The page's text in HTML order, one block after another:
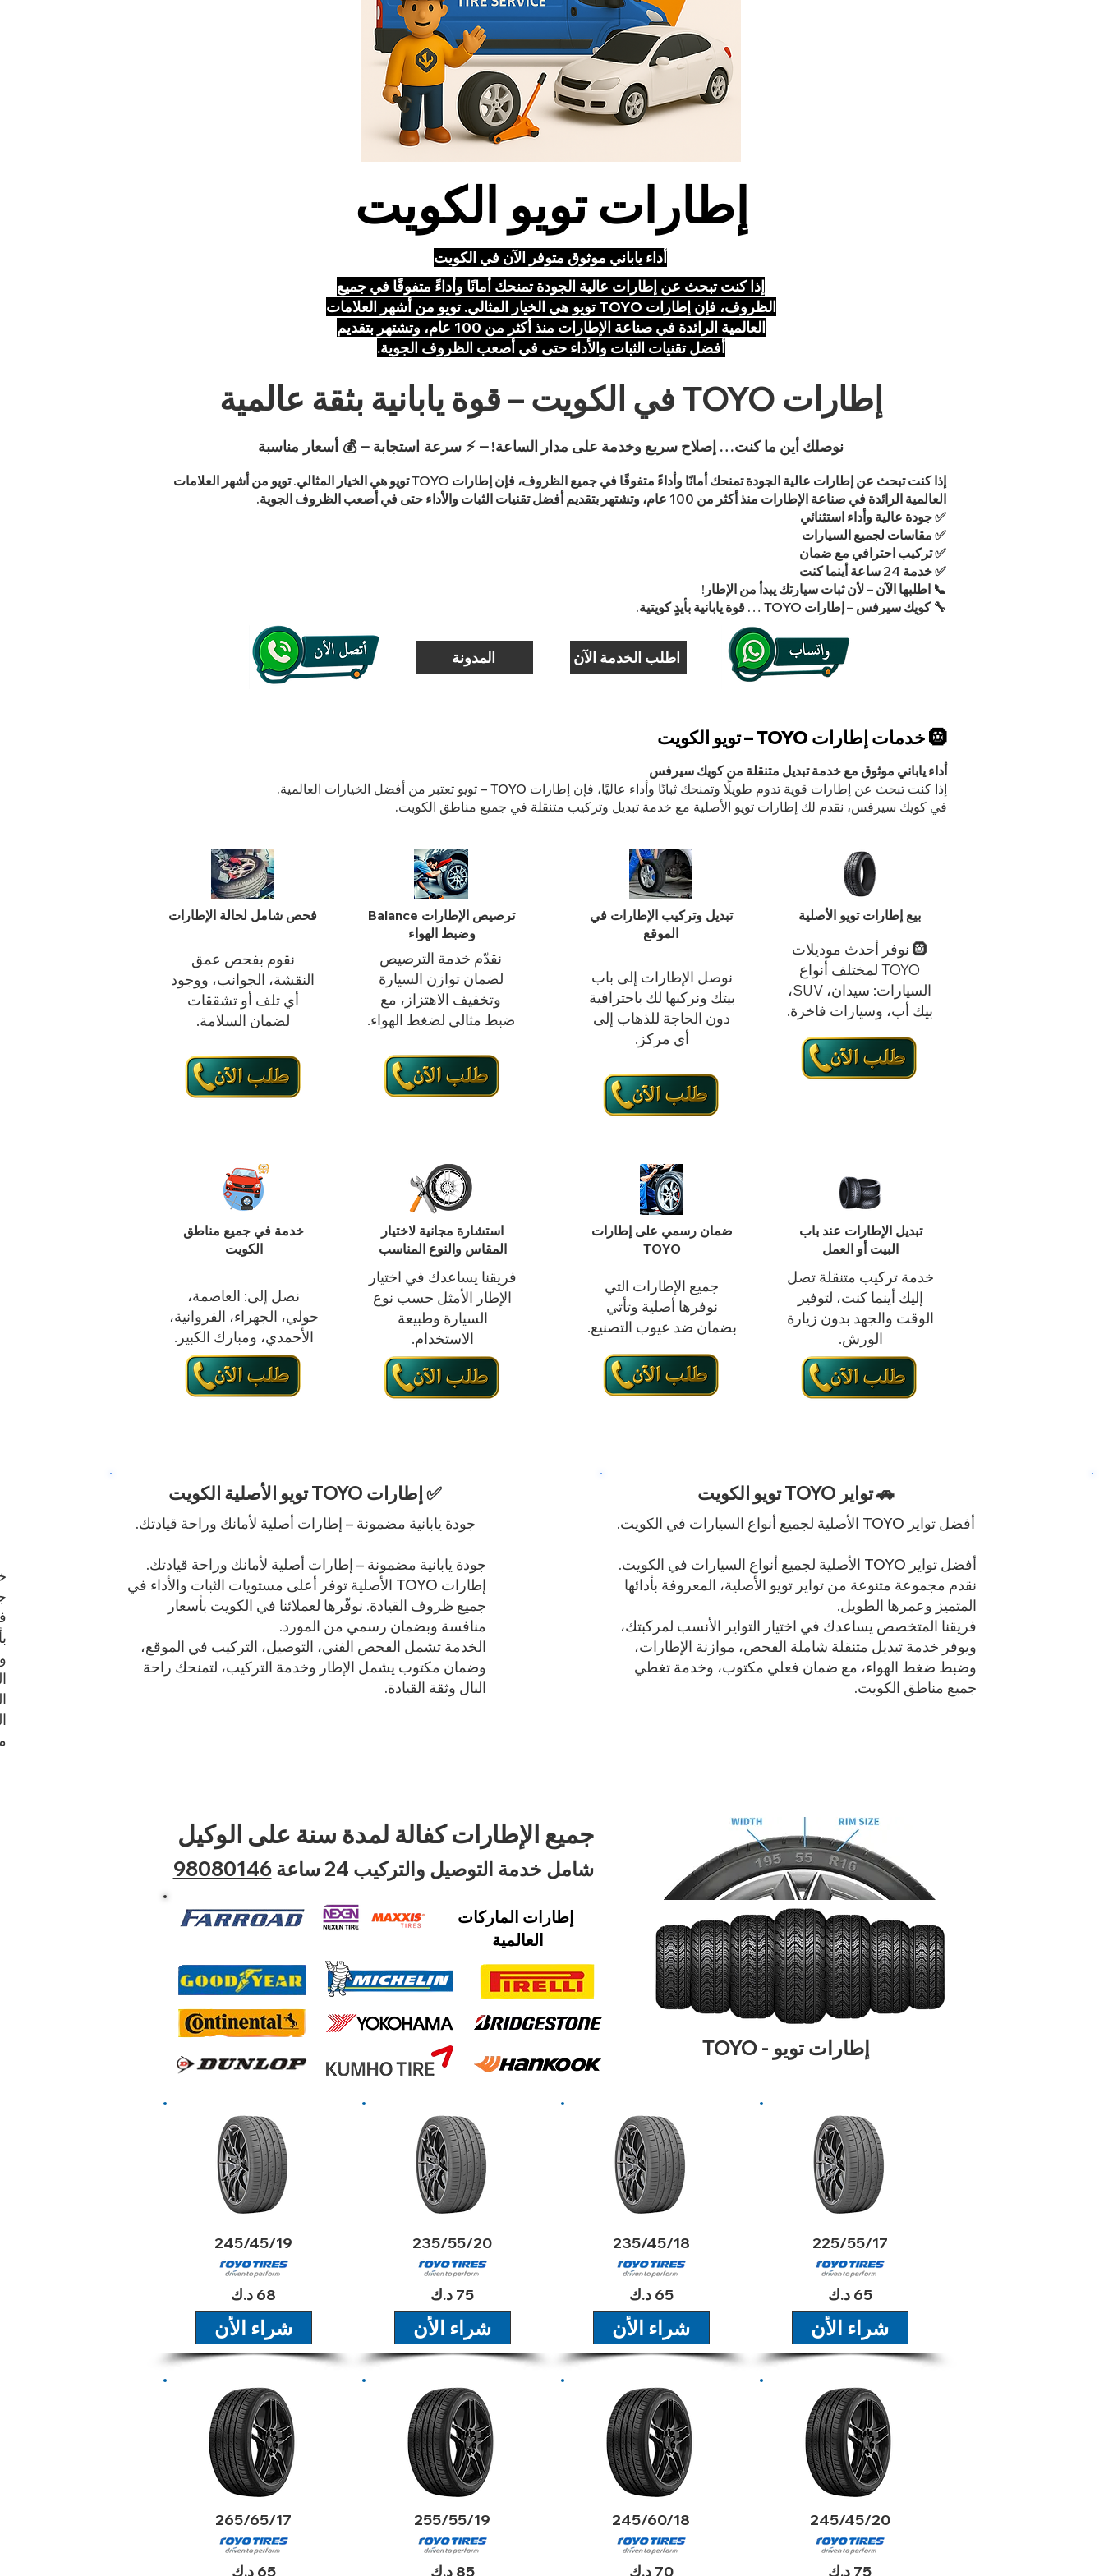
إطارات تويو الكويت
أداء ياباني موثوق متوفر الآن في الكويت
إذا كنت تبحث عن إطارات عالية الجودة تمنحك أمانًا وأداءً متفوقًا في جميع
الظروف، فإن إطارات TOYO تويو هي الخيار المثالي. تويو من أشهر العلامات
العالمية الرائدة في صناعة الإطارات منذ أكثر من 100 عام، وتشتهر بتقديم
أفضل تقنيات الثبات والأداء حتى في أصعب الظروف الجوية.
إطارات TOYO في الكويت – قوة يابانية بثقة عالمية
نوصلك أين ما كنت… إصلاح سريع وخدمة على مدار الساعة!– ⚡ سرعة استجابة – 💰 أسعار مناسبة
إذا كنت تبحث عن إطارات عالية الجودة تمنحك أمانًا وأداءً متفوقًا في جميع الظروف، فإن إطارات TOYO تويو هي الخيار المثالي. تويو من أشهر العلامات
العالمية الرائدة في صناعة الإطارات منذ أكثر من 100 عام، وتشتهر بتقديم أفضل تقنيات الثبات والأداء حتى في أصعب الظروف الجوية.
✅ جودة عالية وأداء استثنائي
✅ مقاسات لجميع السيارات
✅ تركيب احترافي مع ضمان
✅ خدمة 24 ساعة أينما كنت
📞 اطلبها الآن – لأن ثبات سيارتك يبدأ من الإطار!
🔧 كويك سيرفس – إطارات TOYO … قوة يابانية بأيدٍ كويتية.
اطلب الخدمة الآن المدونة
🛞 خدمات إطارات TOYO – تويو الكويت
أداء ياباني موثوق مع خدمة تبديل متنقلة من كويك سيرفس
إذا كنت تبحث عن إطارات قوية تدوم طويلًا وتمنحك ثباتًا وأداء عاليًا، فإن إطارات TOYO – تويو تعتبر من أفضل الخيارات العالمية.
في كويك سيرفس، نقدم لك إطارات تويو الأصلية مع خدمة تبديل وتركيب متنقلة في جميع مناطق الكويت.
بيع إطارات تويو الأصلية
🛞 نوفر أحدث موديلات
TOYO لمختلف أنواع
السيارات: سيدان، SUV،
بيك أب، وسيارات فاخرة.
تبديل وتركيب الإطارات في
الموقع
نوصل الإطارات إلى باب
بيتك ونركبها لك باحترافية
دون الحاجة للذهاب إلى
أي مركز.
ترصيص الإطارات Balance
وضبط الهواء
نقدّم خدمة الترصيص
لضمان توازن السيارة
وتخفيف الاهتزاز، مع
ضبط مثالي لضغط الهواء.
فحص شامل لحالة الإطارات
نقوم بفحص عمق
النقشة، الجوانب، ووجود
أي تلف أو تشققات
لضمان السلامة.
تبديل الإطارات عند باب
البيت أو العمل
خدمة تركيب متنقلة تصل
إليك أينما كنت، لتوفير
الوقت والجهد بدون زيارة
الورش.
ضمان رسمي على إطارات
TOYO
جميع الإطارات التي
نوفرها أصلية وتأتي
بضمان ضد عيوب التصنيع.
استشارة مجانية لاختيار
المقاس والنوع المناسب
فريقنا يساعدك في اختيار
الإطار الأمثل حسب نوع
السيارة وطبيعة
الاستخدام.
خدمة في جميع مناطق
الكويت
نصل إلى: العاصمة،
حولي، الجهراء، الفروانية،
الأحمدي، ومبارك الكبير.
🚗 تواير TOYO تويو الكويت
أفضل تواير TOYO الأصلية لجميع أنواع السيارات في الكويت.
أفضل تواير TOYO الأصلية لجميع أنواع السيارات في الكويت.
نقدم مجموعة متنوعة من تواير تويو الأصلية، المعروفة بأدائها
المتميز وعمرها الطويل.
فريقنا المتخصص يساعدك في اختيار التواير الأنسب لمركبتك،
ويوفر خدمة تبديل متنقلة شاملة الفحص، موازنة الإطارات،
وضبط ضغط الهواء، مع ضمان فعلي مكتوب، وخدمة تغطي
جميع مناطق الكويت.
✅ إطارات TOYO تويو الأصلية الكويت
جودة يابانية مضمونة – إطارات أصلية لأمانك وراحة قيادتك.
جودة يابانية مضمونة – إطارات أصلية لأمانك وراحة قيادتك.
إطارات TOYO الأصلية توفر أعلى مستويات الثبات والأداء في
جميع ظروف القيادة. نوفّرها لعملائنا في الكويت بأسعار
منافسة وبضمان رسمي من المورد.
الخدمة تشمل الفحص الفني، التوصيل، التركيب في الموقع،
وضمان مكتوب يشمل الإطار وخدمة التركيب، لتمنحك راحة
البال وثقة القيادة.
إطارات تويو - TOYO
جميع الإطارات كفالة لمدة سنة على الوكيل
شامل خدمة التوصيل والتركيب 24 ساعة 98080146
إطارات الماركات
العالمية
225/55/17
65 د.ك
شراء الأن
235/45/18
65 د.ك
شراء الأن
235/55/20
75 د.ك
شراء الأن
245/45/19
68 د.ك
شراء الأن
245/45/20
75 د.ك
245/60/18
70 د.ك
255/55/19
85 د.ك
265/65/17
65 د.ك